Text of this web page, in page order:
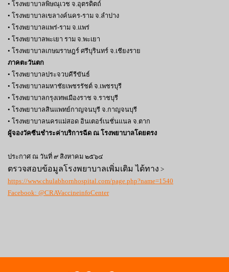
• โรงพยาบาลพิษณุเวช จ.อุตรดิตถ์
• โรงพยาบาลเขลางค์นคร-ราม จ.ลำปาง
• โรงพยาบาลแพร่-ราม จ.แพร่
• โรงพยาบาลพะเยา ราม จ.พะเยา
• โรงพยาบาลเกษมราษฎร์ ศรีบุรินทร์ จ.เชียงราย
ภาคตะวันตก
• โรงพยาบาลประจวบคีรีขันธ์
• โรงพยาบาลมหาชัยเพชรรัชต์ จ.เพชรบุรี
• โรงพยาบาลกรุงเทพเมืองราช จ.ราชบุรี
• โรงพยาบาลสินแพทย์กาญจนบุรี จ.กาญจนบุรี
• โรงพยาบาลนครแม่สอด อินเตอร์เนชั่นแนล จ.ตาก
ผู้จองวัคซีนชำระค่าบริการฉีด ณ โรงพยาบาลโดยตรง
ประกาศ ณ วันที่ ๙ สิงหาคม ๒๕๖๔
ตรวจสอบข้อมูลโรงพยาบาลเพิ่มเติม ได้ทาง >
https://www.chulabhornhospital.com/page.php?name=1540
Facebook: @CRAVaccineinfoCenter